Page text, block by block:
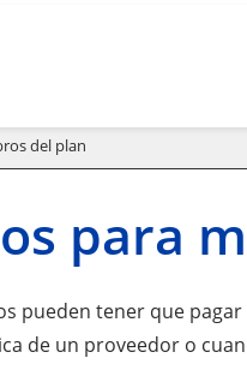
del plan
para
pueden tener que
de un proveedor o